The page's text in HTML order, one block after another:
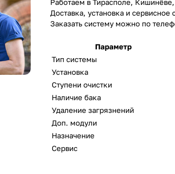
Работаем в Тирасполе,
Доставка, установка и
Заказать систему можно по
Параметр
Тип системы
Установка
Ступени очистки
Наличие бака
Удаление загрязнений
Доп. модули
Назначение
Сервис